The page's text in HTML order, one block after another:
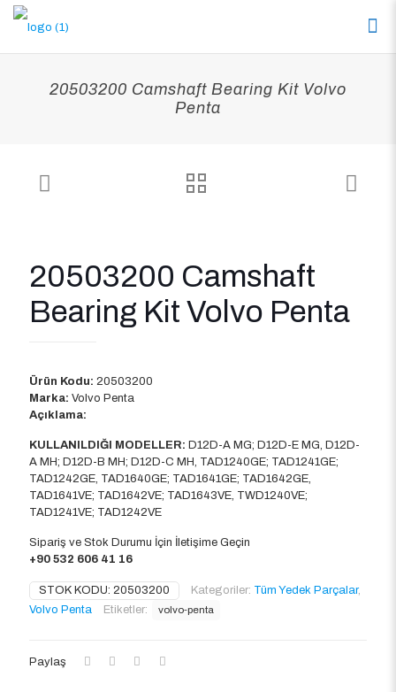
20503200 Camshaft Bearing Kit Volvo
Penta
20503200 Camshaft
Bearing Kit Volvo Penta
Ürün Kodu: 20503200
Marka: Volvo Penta
Açıklama:
KULLANILDIĞI MODELLER: D12D-A MG; D12D-E MG, D12D-
A MH; D12D-B MH; D12D-C MH, TAD1240GE; TAD1241GE;
TAD1242GE, TAD1640GE; TAD1641GE; TAD1642GE,
TAD1641VE; TAD1642VE; TAD1643VE, TWD1240VE;
TAD1241VE; TAD1242VE
Sipariş ve Stok Durumu İçin İletişime Geçin
+90 532 606 41 16
STOK KODU: 20503200 Kategoriler: Tüm Yedek Parçalar,
Volvo Penta
Etiketler: volvo-penta
Paylaş